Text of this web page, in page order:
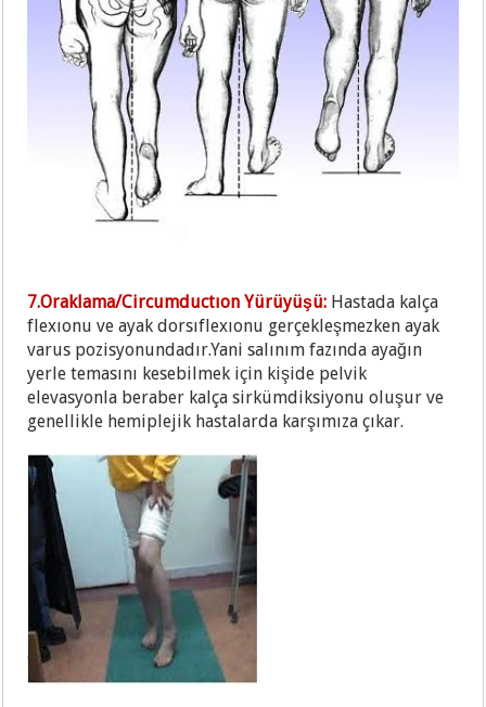
7.Oraklama/Circumductıon Yürüyüşü: Hastada kalça
flexıonu ve ayak dorsıflexıonu gerçekleşmezken ayak
varus pozisyonundadır.Yani salınım fazında ayağın
yerle temasını kesebilmek için kişide pelvik
elevasyonla beraber kalça sirkümdiksiyonu oluşur ve
genellikle hemiplejik hastalarda karşımıza çıkar.